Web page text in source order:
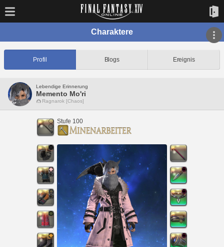
Charaktere
Profil Blogs Ereignis
Lebendige Erinnerung
Memento Mo'ri
Ragnarok [Chaos]
Stufe 100